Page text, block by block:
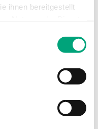
ihnen bereitgestellt